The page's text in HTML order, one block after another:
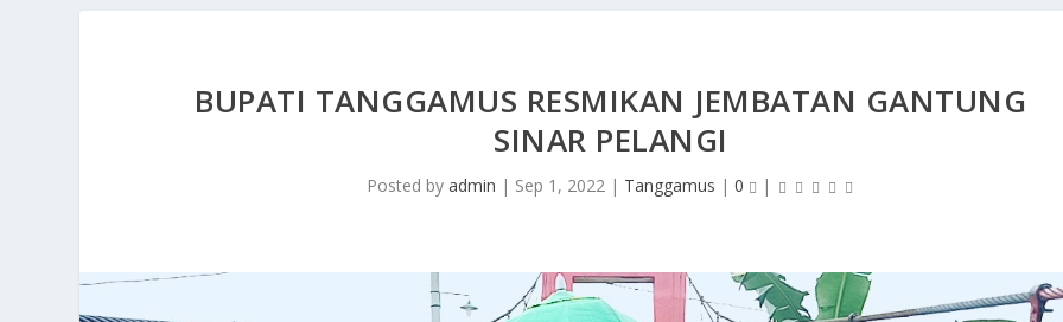
BUPATI TANGGAMUS RESMIKAN JEMBATAN GANTUNG
SINAR PELANGI
Posted byadmin | Sep 1, 2022 | Tanggamus |0 |